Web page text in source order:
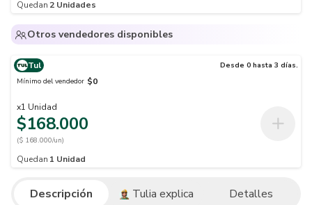
Quedan 2 Unidades
Otros vendedores disponibles
Tul
Desde 0 hasta 3 días.
Mínimo del vendedor $0
x1 Unidad
$168.000
($ 168.000/un)
Quedan 1 Unidad
Descripción Tulia explica Detalles